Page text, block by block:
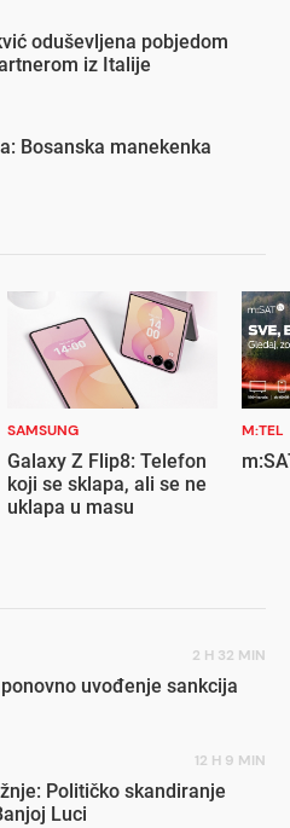
oduševljena pobjedom
iz Italije
Bosanska manekenka
SAMSUNG
Galaxy Z Flip8: Telefon
koji se sklapa, ali se ne
uklapa u masu
M:TEL
2 H 32 MIN
uvođenje sankcija
12 H 9 MIN
Političko skandiranje
Luci